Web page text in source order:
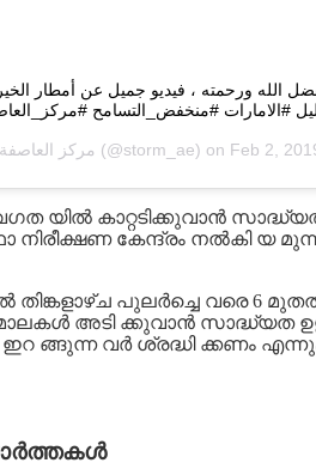
#الامارات #منخفض_التسامح #مركز_العاصفة ٣ فبراير
مركز العاصفة (@storm_ae) on Feb 2, 2019 at
യിൽ കാറ്റടിക്കുവാന്‍
കേന്ദ്രം നൽകി യ
പുലർച്ചെ വരെ 6
അടി ക്കുവാൻ സാദ്ധ്യത
ങ്ങുന്ന വര്‍ ശ്രദ്ധി ക്കണം